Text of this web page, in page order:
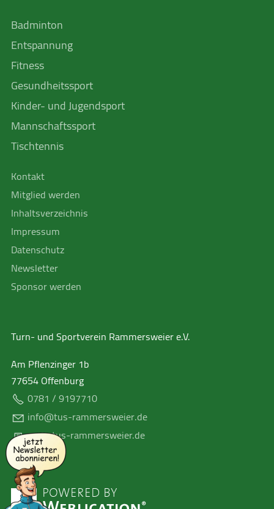
Badminton
Entspannung
Fitness
Gesundheitssport
Kinder- und Jugendsport
Mannschafts­sport
Tischtennis
Kontakt
Mitglied werden
Inhaltsverzeichnis
Impressum
Datenschutz
Newsletter
Sponsor werden
Turn- und Sportverein Rammersweier e.V.
Am Pflenzinger 1b
77654Offenburg
0781 / 9197710
nf
t s-r mm rsw rd
www.tus-rammersweier.de